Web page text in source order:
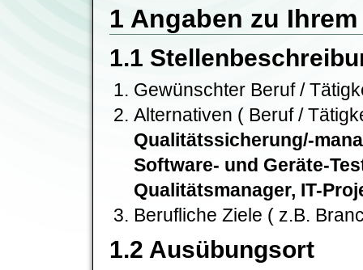
1 Angaben zu
1.1
Gewünschter Beruf /
Alternativen ( Beruf /
Qualitätssicherung/-
Software- und Geräte-
Qualitätsmanager, IT-
Berufliche Ziele ( z.B.
1.2 Ausübungsort